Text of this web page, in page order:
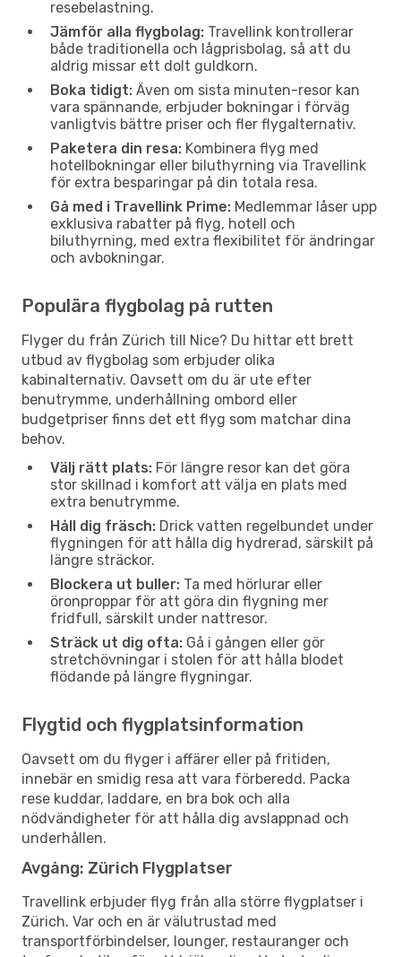
resebelastning.
Jämför alla flygbolag: Travellink kontrollerar
både traditionella och lågprisbolag, så att du
aldrig missar ett dolt guldkorn.
Boka tidigt: Även om sista minuten-resor kan
vara spännande, erbjuder bokningar i förväg
vanligtvis bättre priser och fler flygalternativ.
Paketera din resa: Kombinera flyg med
hotellbokningar eller biluthyrning via Travellink
för extra besparingar på din totala resa.
Gå med i Travellink Prime: Medlemmar låser upp
exklusiva rabatter på flyg, hotell och
biluthyrning, med extra flexibilitet för ändringar
och avbokningar.
Populära flygbolag på rutten
Flyger du från Zürich till Nice? Du hittar ett brett
utbud av flygbolag som erbjuder olika
kabinalternativ. Oavsett om du är ute efter
benutrymme, underhållning ombord eller
budgetpriser finns det ett flyg som matchar dina
behov.
Välj rätt plats: För längre resor kan det göra
stor skillnad i komfort att välja en plats med
extra benutrymme.
Håll dig fräsch: Drick vatten regelbundet under
flygningen för att hålla dig hydrerad, särskilt på
längre sträckor.
Blockera ut buller: Ta med hörlurar eller
öronproppar för att göra din flygning mer
fridfull, särskilt under nattresor.
Sträck ut dig ofta: Gå i gången eller gör
stretchövningar i stolen för att hålla blodet
flödande på längre flygningar.
Flygtid och flygplatsinformation
Oavsett om du flyger i affärer eller på fritiden,
innebär en smidig resa att vara förberedd. Packa
rese kuddar, laddare, en bra bok och alla
nödvändigheter för att hålla dig avslappnad och
underhållen.
Avgång: Zürich Flygplatser
Travellink erbjuder flyg från alla större flygplatser i
Zürich. Var och en är välutrustad med
transportförbindelser, lounger, restauranger och